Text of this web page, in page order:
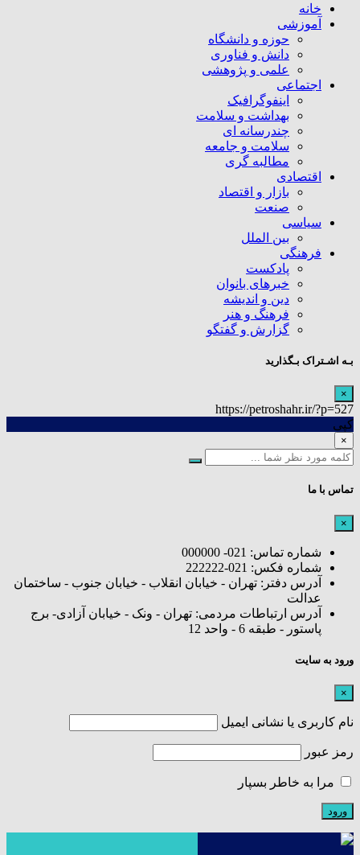
خانه
آموزشی
حوزه و دانشگاه
دانش و فناوری
علمی و پژوهشی
اجتماعی
اینفوگرافیک
بهداشت و سلامت
چندرسانه ای
سلامت و جامعه
مطالبه گری
اقتصادی
بازار و اقتصاد
صنعت
سیاسی
بین الملل
فرهنگی
پادکست
خبرهای بانوان
دین و اندیشه
فرهنگ و هنر
گزارش و گفتگو
بـه اشـتراک بـگذارید
×
https://petroshahr.ir/?p=527
کپی
×
تماس با ما
×
شماره تماس: 021- 000000
شماره فکس: 021-222222
آدرس دفتر: تهران - خیابان انقلاب - خیابان جنوب - ساختمان
عدالت
آدرس ارتباطات مردمی: تهران - ونک - خیابان آزادی- برج
پاستور - طبقه 6 - واحد 12
ورود به سایت
×
نام کاربری یا نشانی ایمیل
رمز عبور
مرا به خاطر بسپار